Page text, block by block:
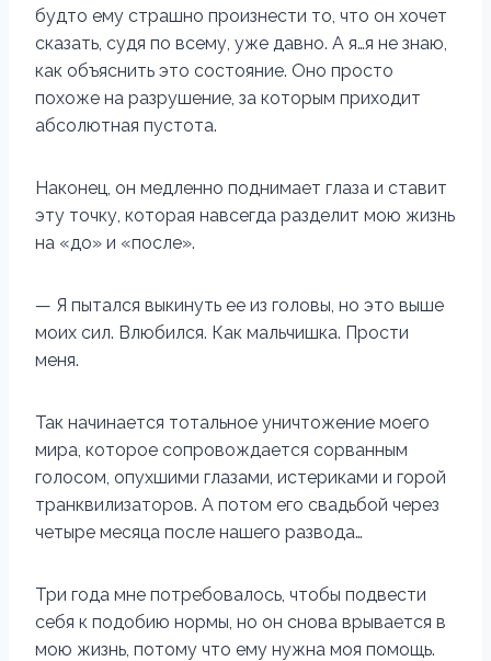
будто ему страшно произнести то, что он хочет
сказать, судя по всему, уже давно. А я…я не знаю,
как объяснить это состояние. Оно просто
похоже на разрушение, за которым приходит
абсолютная пустота.
Наконец, он медленно поднимает глаза и ставит
эту точку, которая навсегда разделит мою жизнь
на «до» и «после».
— Я пытался выкинуть ее из головы, но это выше
моих сил. Влюбился. Как мальчишка. Прости
меня.
Так начинается тотальное уничтожение моего
мира, которое сопровождается сорванным
голосом, опухшими глазами, истериками и горой
транквилизаторов. А потом его свадьбой через
четыре месяца после нашего развода…
Три года мне потребовалось, чтобы подвести
себя к подобию нормы, но он снова врывается в
мою жизнь, потому что ему нужна моя помощь.